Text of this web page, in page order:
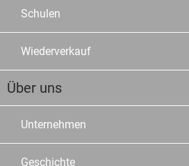
Schulen
Wiederverkauf
Über uns
Unternehmen
Geschichte